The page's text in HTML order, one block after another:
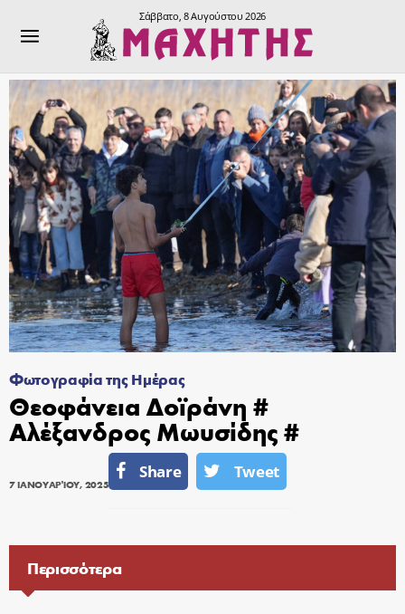
Σάββατο, 8 Αυγούστου 2026
Φωτογραφία της Ημέρας
Θεοφάνεια Δοϊράνη #
Αλέξανδρος Μωυσίδης #
7 ΙΑΝΟΥΑΡΊΟΥ, 2025
Share Tweet
Περισσότερα